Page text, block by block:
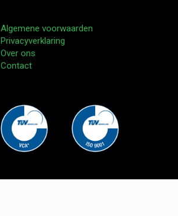
Algemene voorwaarden
Privacyverklaring
Over ons
Contact